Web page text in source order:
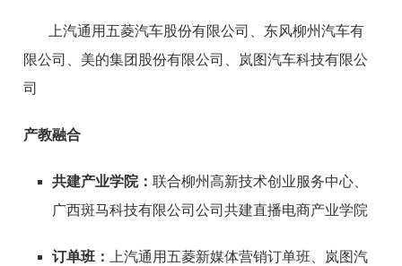
上汽通用五菱汽车股份有限公司、东风柳州汽车有
限公司、美的集团股份有限公司、岚图汽车科技有限公
司
产教融合
共建产业学院：联合柳州高新技术创业服务中心、
广西斑马科技有限公司公司共建直播电商产业学院
订单班： 上汽通用五菱新媒体营销订单班、岚图汽